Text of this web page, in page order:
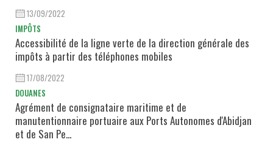
13/09/2022
IMPÔTS
Accessibilité de la ligne verte de la direction générale des
impôts à partir des téléphones mobiles
17/08/2022
DOUANES
Agrément de consignataire maritime et de
manutentionnaire portuaire aux Ports Autonomes d'Abidjan
et de San Pe...